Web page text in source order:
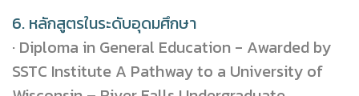
6. หลักสูตรในระดับอุดมศึกษา
· Diploma in General Education - Awarded by
SSTC Institute A Pathway to a University of